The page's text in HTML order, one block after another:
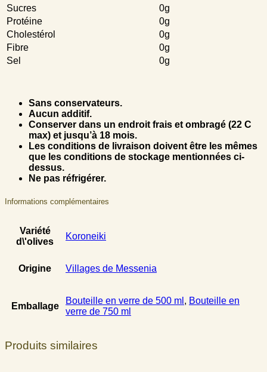
Sucres
0g
Protéine
0g
Cholestérol
0g
Fibre
0g
Sel
0g
Sans conservateurs.
Aucun additif.
Conserver dans un endroit frais et ombragé (22 C
max) et jusqu’à 18 mois.
Les conditions de livraison doivent être les mêmes
que les conditions de stockage mentionnées ci-
dessus.
Ne pas réfrigérer.
Informations complémentaires
Variété
d\'olives
Koroneiki
Origine Villages de Messenia
Emballage
Bouteille en verre de 500 ml , Bouteille en
verre de 750 ml
Produits similaires